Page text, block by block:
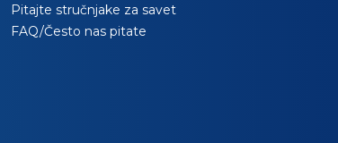
Pitajte stručnjake za savet
FAQ/Često nas pitate